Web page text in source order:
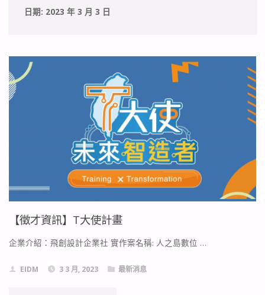
日期: 2023 年 3 月 3 日
【徵才資訊】T大使計畫
企業介紹：飛創設計企業社 實作案名稱: 人之島數位 …
EIDM 3 3 月, 2023 最新消息